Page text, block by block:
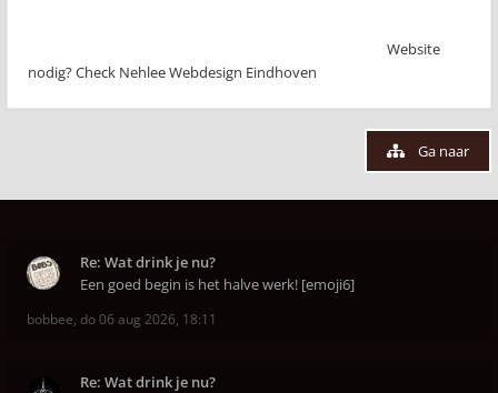
Website
nodig? Check Nehlee Webdesign Eindhoven
Ga naar
Re: Wat drink je nu?
Een goed begin is het halve werk! [emoji6]
bobbee, do 06 aug 2026, 18:11
Re: Wat drink je nu?